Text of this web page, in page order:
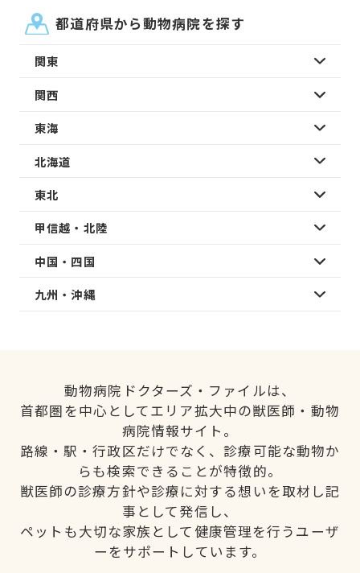
都道府県から動物病院を探す
関東
関西
東海
北海道
東北
甲信越・北陸
中国・四国
九州・沖縄
動物病院ドクターズ・ファイルは、
首都圏を中心としてエリア拡大中の獣医師・動物
病院情報サイト。
路線・駅・行政区だけでなく、診療可能な動物か
らも検索できることが特徴的。
獣医師の診療方針や診療に対する想いを取材し記
事として発信し、
ペットも大切な家族として健康管理を行うユーザ
ーをサポートしています。